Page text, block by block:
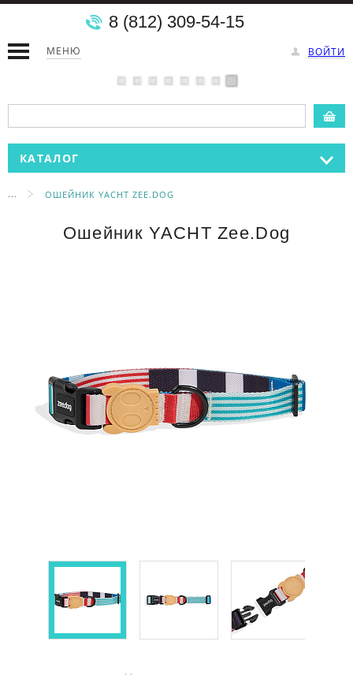
МЕНЮ ВОЙТИ
8 (812) 309-54-15
КАТАЛОГ
... ОШЕЙНИК YACHT ZEE.DOG
Ошейник YACHT Zee.Dog